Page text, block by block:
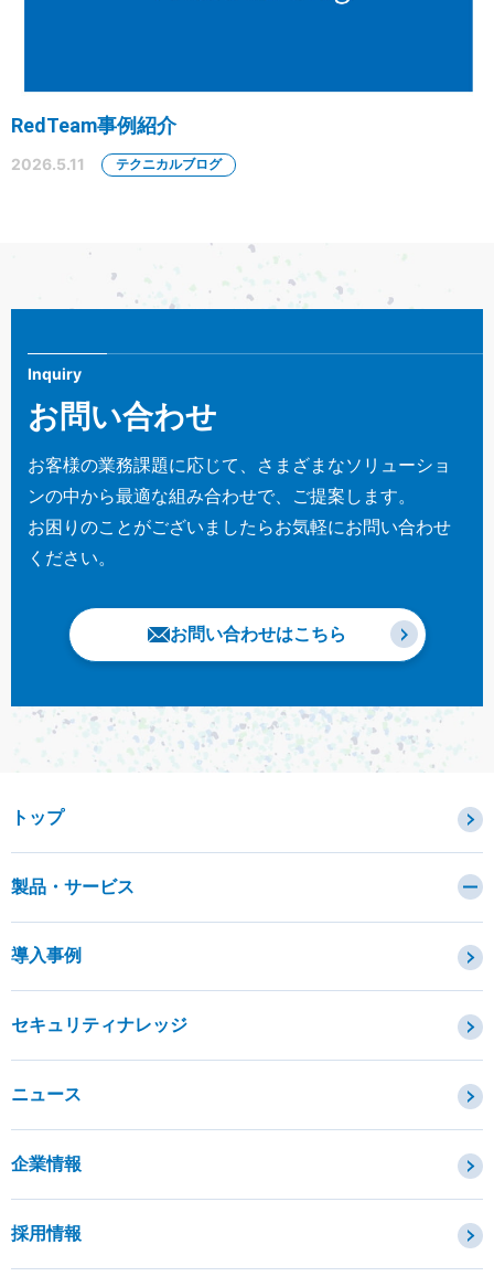
RedTeam事例紹介
2026.5.11 テクニカルブログ
Inquiry
お問い合わせ
お客様の業務課題に応じて、さまざまなソリューショ
ンの中から最適な組み合わせで、ご提案します。
お困りのことがございましたらお気軽にお問い合わせ
ください。
お問い合わせはこちら
トップ
製品・サービス
OTセキュリティ
IoTプロダクトセキュリティ
導入事例
セキュリティナレッジ
ニュース
企業情報
採用情報